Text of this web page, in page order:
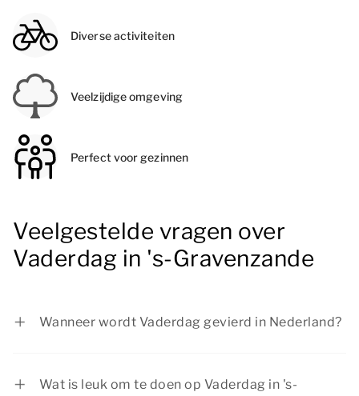
Diverse activiteiten
Veelzijdige omgeving
Perfect voor gezinnen
Veelgestelde vragen over
Vaderdag in 's-Gravenzande
Wanneer wordt Vaderdag gevierd in Nederland?
Wat is leuk om te doen op Vaderdag in 's-